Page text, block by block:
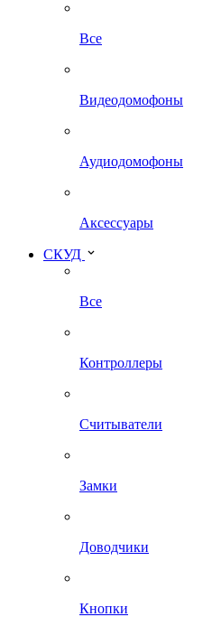
Все
Видеодомофоны
Аудиодомофоны
Аксессуары
СКУД
Все
Контроллеры
Считыватели
Замки
Доводчики
Кнопки